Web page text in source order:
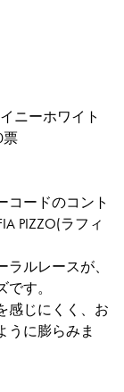
ニーホワイト
コードのコント
PIZZO(ラフィ
ルレースが、
す。
感じにくく、お
うに膨らみま